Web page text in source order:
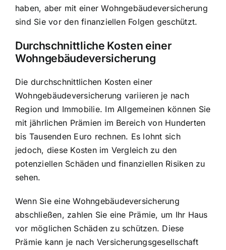
haben, aber mit einer Wohngebäudeversicherung
sind Sie vor den finanziellen Folgen geschützt.
Durchschnittliche Kosten einer
Wohngebäudeversicherung
Die durchschnittlichen Kosten einer
Wohngebäudeversicherung variieren je nach
Region und Immobilie. Im Allgemeinen können Sie
mit jährlichen Prämien im Bereich von Hunderten
bis Tausenden Euro rechnen. Es lohnt sich
jedoch, diese Kosten im Vergleich zu den
potenziellen Schäden und finanziellen Risiken zu
sehen.
Wenn Sie eine Wohngebäudeversicherung
abschließen, zahlen Sie eine Prämie, um Ihr Haus
vor möglichen Schäden zu schützen. Diese
Prämie kann je nach Versicherungsgesellschaft